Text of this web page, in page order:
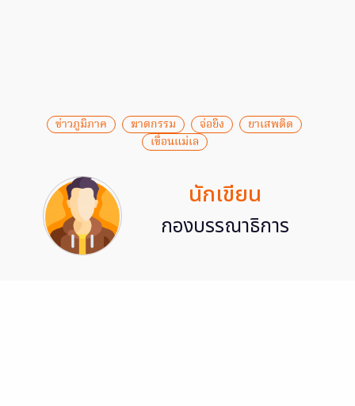
ข่าวภูมิภาค ฆาตกรรม จ่อยิง
ยาเสพติด
เขื่อนแม่เล
นักเขียน
กองบรรณาธิการ